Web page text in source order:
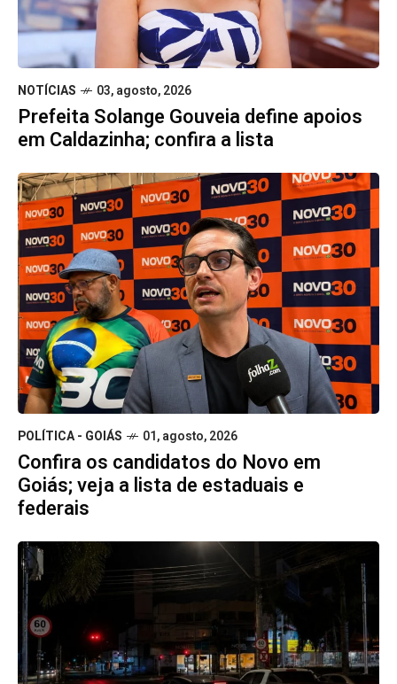
NOTÍCIAS 03, agosto, 2026
Prefeita Solange Gouveia define apoios
em Caldazinha; confira a lista
POLÍTICA - GOIÁS 01, agosto, 2026
Confira os candidatos do Novo em
Goiás; veja a lista de estaduais e
federais